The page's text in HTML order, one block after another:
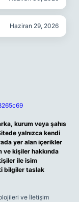
Haziran 29, 2026
kurum veya şahıs
yalnızca kendi
yer alan içerikler
kişiler hakkında
ile isim
bilgiler taslak
ve İletişim